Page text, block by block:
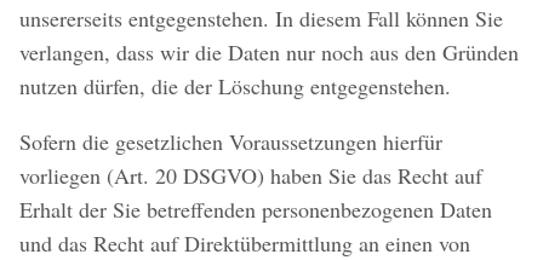
unsererseits entgegenstehen. In diesem Fall können Sie
verlangen, dass wir die Daten nur noch aus den Gründen
nutzen dürfen, die der Löschung entgegenstehen.
Sofern die gesetzlichen Voraussetzungen hierfür
vorliegen (Art. 20 DSGVO) haben Sie das Recht auf
Erhalt der Sie betreffenden personenbezogenen Daten
und das Recht auf Direktübermittlung an einen von